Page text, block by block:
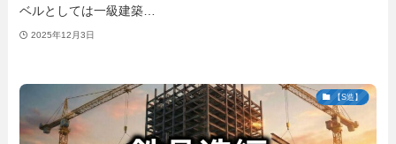
ベルとしては一級建築…
2025年12月3日
【S造】